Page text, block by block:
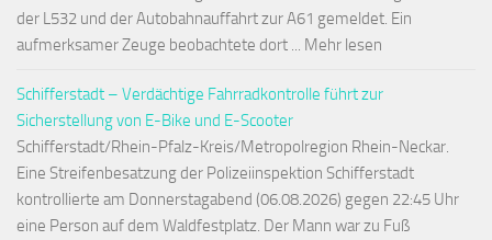
der L532 und der Autobahnauffahrt zur A61 gemeldet. Ein
aufmerksamer Zeuge beobachtete dort ... Mehr lesen
Schifferstadt – Verdächtige Fahrradkontrolle führt zur
Sicherstellung von E-Bike und E-Scooter
Schifferstadt/Rhein-Pfalz-Kreis/Metropolregion Rhein-Neckar.
Eine Streifenbesatzung der Polizeiinspektion Schifferstadt
kontrollierte am Donnerstagabend (06.08.2026) gegen 22:45 Uhr
eine Person auf dem Waldfestplatz. Der Mann war zu Fuß